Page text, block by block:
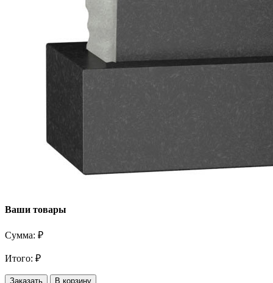
Ваши товары
Сумма: ₽
Итого: ₽
Заказать В корзину